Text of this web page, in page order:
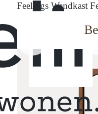
Feelings Wandkast